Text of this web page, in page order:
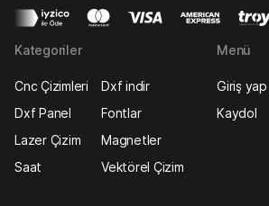
Kategoriler
Cnc Çizimleri
Dxf indir
Dxf Panel
Fontlar
Lazer Çizim
Magnetler
Saat
Vektörel Çizim
Menü
Giriş yap
Kaydol